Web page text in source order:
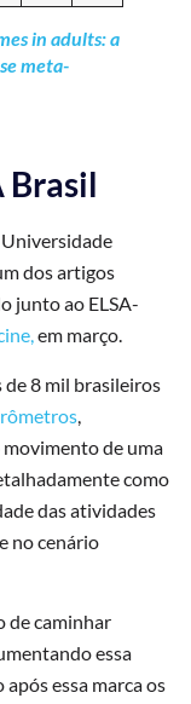
in adults: a
meta-
Brasil
Universidade
dos artigos
junto ao ELSA-
em março.
de 8 mil brasileiros
de uma
como
das atividades
no cenário
de caminhar
essa
essa marca os